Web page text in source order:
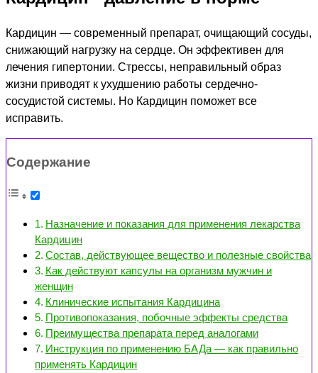
Кардицин — современный препарат, очищающий сосуды,
снижающий нагрузку на сердце. Он эффективен для
лечения гипертонии. Стрессы, неправильный образ
жизни приводят к ухудшению работы сердечно-
сосудистой системы. Но Кардицин поможет все
исправить.
Содержание
Назначение и показания для применения лекарства
Кардицин
Состав, действующее вещество и полезные свойства
Как действуют капсулы на организм мужчин и
женщин
Клинические испытания Кардицина
Противопоказания, побочные эффекты средства
Преимущества препарата перед аналогами
Инструкция по применению БАДа — как правильно
применять Кардицин